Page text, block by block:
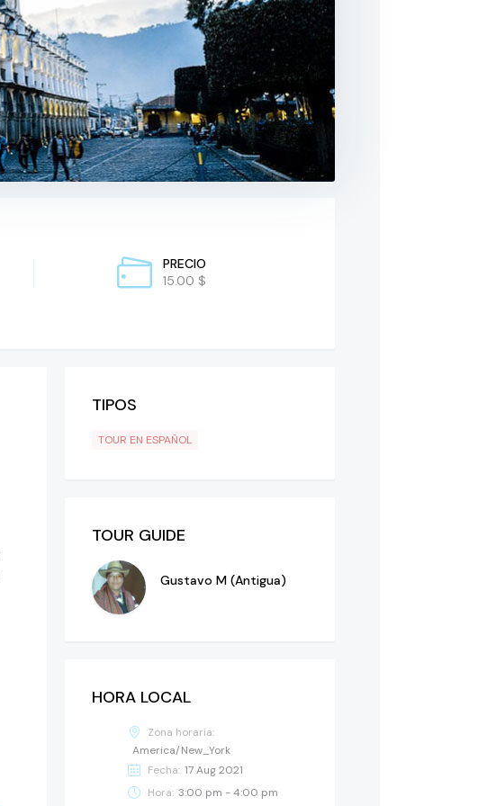
PRECIO
15.00 $
TIPOS
TOUR EN ESPAÑOL
TOUR GUIDE
Gustavo M (Antigua)
HORA LOCAL
Zona horaria:
America/New_York
Fecha: 17 Aug 2021
Hora: 3:00 pm - 4:00 pm